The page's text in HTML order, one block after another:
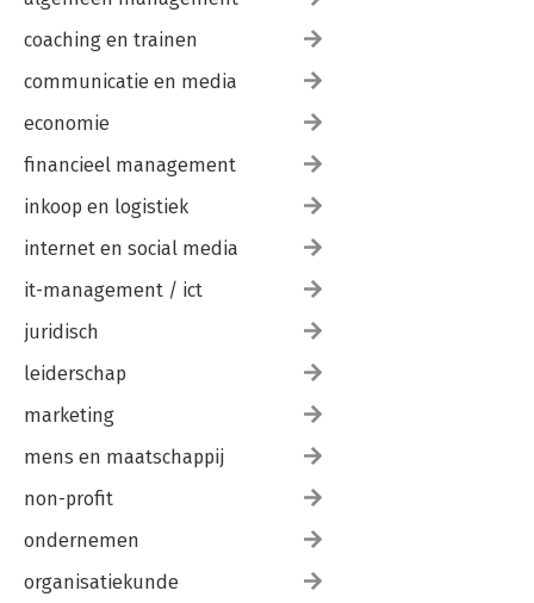
coaching en trainen
communicatie en media
economie
financieel management
inkoop en logistiek
internet en social media
it-management / ict
juridisch
leiderschap
marketing
mens en maatschappij
non-profit
ondernemen
organisatiekunde